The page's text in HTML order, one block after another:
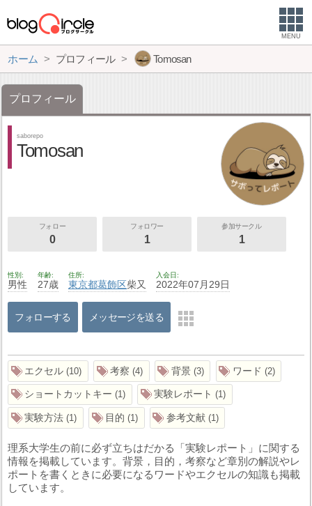
MENU
ホーム プロフィール Tomosan
プロフィール
saborepo
Tomosan
フォロー
0
フォロワー
1
参加サークル
1
性別
男性
年齢
27歳
住所
東京都葛飾区柴又
入会日
2022年07月29日
フォローする メッセージを送る
エクセル 10 考察 4 背景 3 ワード 2
ショートカットキー 1 実験レポート 1
実験方法 1 目的 1 参考文献 1
理系大学生の前に必ず立ちはだかる「実験レポート」に関する
情報を掲載しています。背景，目的，考察など章別の解説やレ
ポートを書くときに必要になるワードやエクセルの知識も掲載
しています。